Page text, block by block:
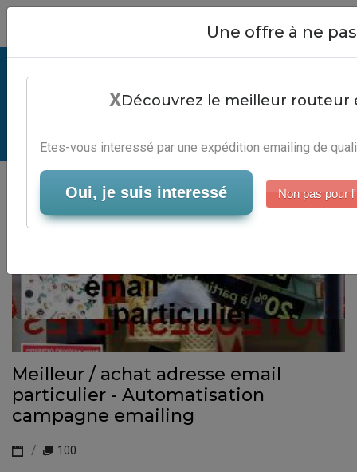
Achat Adresse Email Particulier -
Services Automation Marketing
Serveur-Emailing
Meilleur / achat adresse email
particulier - Automatisation
campagne emailing
100
Close
Une offre à ne
XDécouvrez le meilleur routeur
Etes-vous interessé par une expédition emailing de
Oui, je suis interessé Non pas pour